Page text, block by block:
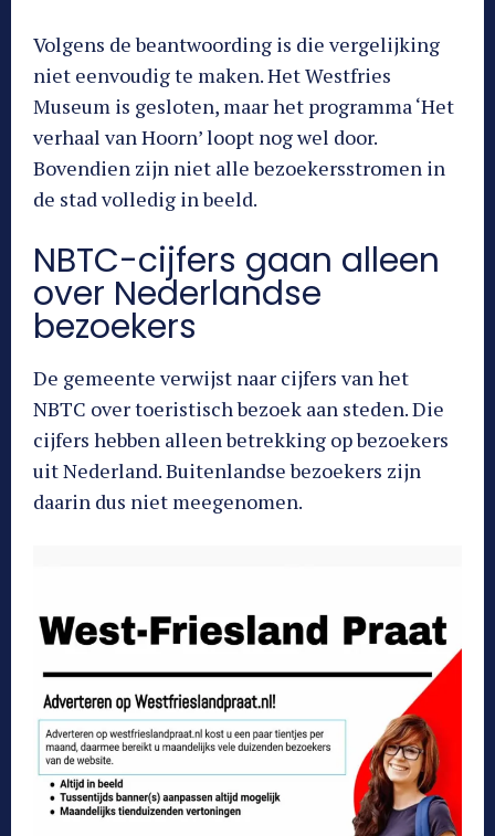
Volgens de beantwoording is die vergelijking
niet eenvoudig te maken. Het Westfries
Museum is gesloten, maar het programma ‘Het
verhaal van Hoorn’ loopt nog wel door.
Bovendien zijn niet alle bezoekersstromen in
de stad volledig in beeld.
NBTC-cijfers gaan alleen
over Nederlandse
bezoekers
De gemeente verwijst naar cijfers van het
NBTC over toeristisch bezoek aan steden. Die
cijfers hebben alleen betrekking op bezoekers
uit Nederland. Buitenlandse bezoekers zijn
daarin dus niet meegenomen.